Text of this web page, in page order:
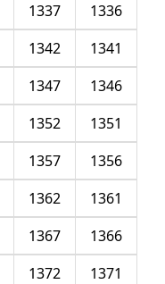
1336
1337
1341
1342
1346
1347
1351
1352
1356
1357
1361
1362
1366
1367
1371
1372